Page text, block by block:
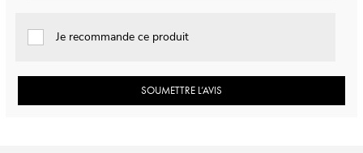
Je recommande ce produit
SOUMETTRE L’AVIS